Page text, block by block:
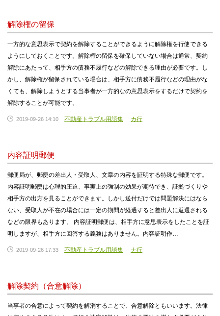
解除権の留保
一方的な意思表示で契約を解除することができるように解除権を行使できる
ようにしておくことです。解除権の留保を確保していない場合は通常、契約
解除にあたって、相手方の債務不履行などの解除できる理由が必要です。し
かし、解除権が留保されている場合は、相手方に債務不履行などの理由がな
くても、解除しようとする当事者が一方的なの意思表示をするだけで契約を
解除することが可能です。
2019-09-26 14:10 不動産トラブル用語集 カ行
内容証明郵便
郵便局が、郵便の差出人・受取人、文章の内容を証明する特殊な郵便です。
内容証明郵便は心理的圧迫、事実上の強制の効果が期待でき、証拠づくりや
相手方の出方を見ることができます。しかし送付だけでは問題解決にはなら
ない、受取人が不在の場合には一定の期間が経過すると差出人に返還される
などの限界もあります。 内容証明郵便は、相手方に意思表示をしたことを証
明しますが、相手方に回答する義務はありません。内容証明作…
2019-09-26 17:33 不動産トラブル用語集 ナ行
解除契約（合意解除）
当事者の合意によって契約を解消することで、合意解除ともいいます。法律